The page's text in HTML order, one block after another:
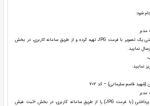
شود:
مدبر
پس از واریز، لطفاً از فیش پرداختی یک تصویر با فرمت JPG تهیه کرده و از طریق سامانه کاربری، در بخش
نمایید.
نمایید:
(شهید قاسم سلیمانی) – کد 702
مدبر
پس از واریز، لطفاً تصویر فیش پرداختی (با فرمت JPG) را از طریق سامانه کاربری، در بخش «ثبت فیش